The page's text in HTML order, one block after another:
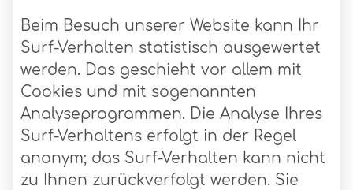
Beim Besuch unserer Website kann Ihr
Surf-Verhalten statistisch ausgewertet
werden. Das geschieht vor allem mit
Cookies und mit sogenannten
Analyseprogrammen. Die Analyse Ihres
Surf-Verhaltens erfolgt in der Regel
anonym; das Surf-Verhalten kann nicht
zu Ihnen zurückverfolgt werden. Sie